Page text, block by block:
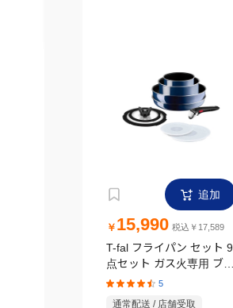
追加
￥ 15,990 税込￥17,589
T-fal フライパン セット 9
点セット ガス火専用 ブル
5
通常配送 / 店舗受取